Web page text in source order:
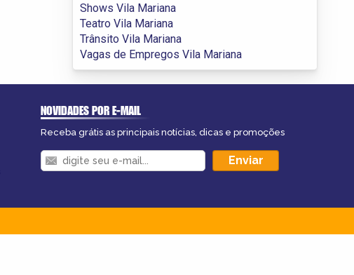
Shows Vila Mariana
Teatro Vila Mariana
Trânsito Vila Mariana
Vagas de Empregos Vila Mariana
NOVIDADES POR E-MAIL
Receba grátis as principais notícias, dicas e promoções